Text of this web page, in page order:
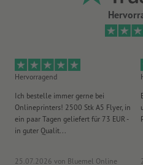
Hervorragend
Ich bestelle immer gerne bei
Onlineprinters! 2500 Stk A5 Flyer, in
ein paar Tagen geliefert für 73 EUR -
in guter Qualit...
25.07.2026 von Bluemel Online